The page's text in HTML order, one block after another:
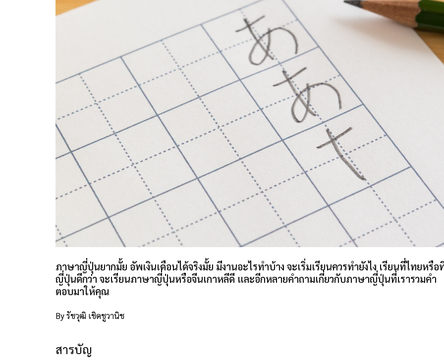
ภาษาญี่ปุ่นยากมั้ย อัพเงินเดือนได้จริงมั้ย มีงานอะไรทำบ้าง จะเริ่มเรียนควรทำยังไง เรียนที่ไทยหรือ
ญี่ปุ่นดีกว่า จะเรียนภาษาญี่ปุ่นหรือจีนเกาหลีดี และอีกหลายคำถามเกี่ยวกับภาษาญี่ปุ่นที่เรารวมคำ
ตอบมาให้คุณ
By รัชวุฒิ เชิดชูวานิช
สารบัญ